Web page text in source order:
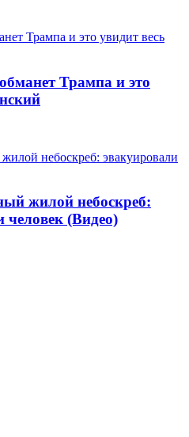
Трампа и это
жилой небоскреб:
человек (Видео)